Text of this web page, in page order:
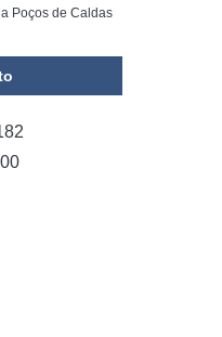
Poços de Caldas